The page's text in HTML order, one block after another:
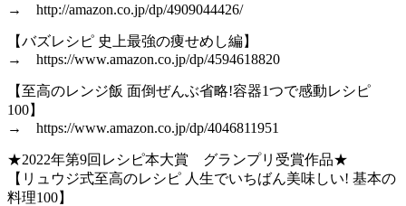
→ http://amazon.co.jp/dp/4909044426/
【バズレシピ 史上最強の痩せめし編】
→ https://www.amazon.co.jp/dp/4594618820
【至高のレンジ飯 面倒ぜんぶ省略!容器1つで感動レシピ
100】
→ https://www.amazon.co.jp/dp/4046811951
★2022年第9回レシピ本大賞 グランプリ受賞作品★
【リュウジ式至高のレシピ 人生でいちばん美味しい! 基本の
料理100】